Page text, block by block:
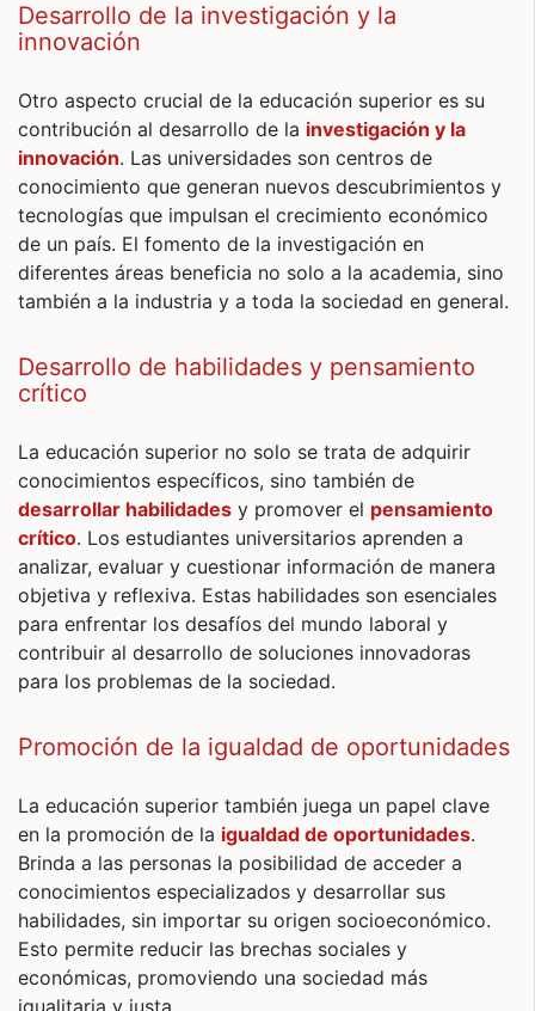
Desarrollo de la investigación y la
innovación
Otro aspecto crucial de la educación superior es su
contribución al desarrollo de la investigación y la
innovación. Las universidades son centros de
conocimiento que generan nuevos descubrimientos y
tecnologías que impulsan el crecimiento económico
de un país. El fomento de la investigación en
diferentes áreas beneficia no solo a la academia, sino
también a la industria y a toda la sociedad en general.
Desarrollo de habilidades y pensamiento
crítico
La educación superior no solo se trata de adquirir
conocimientos específicos, sino también de
desarrollar habilidades y promover el pensamiento
crítico. Los estudiantes universitarios aprenden a
analizar, evaluar y cuestionar información de manera
objetiva y reflexiva. Estas habilidades son esenciales
para enfrentar los desafíos del mundo laboral y
contribuir al desarrollo de soluciones innovadoras
para los problemas de la sociedad.
Promoción de la igualdad de oportunidades
La educación superior también juega un papel clave
en la promoción de la igualdad de oportunidades.
Brinda a las personas la posibilidad de acceder a
conocimientos especializados y desarrollar sus
habilidades, sin importar su origen socioeconómico.
Esto permite reducir las brechas sociales y
económicas, promoviendo una sociedad más
igualitaria y justa.